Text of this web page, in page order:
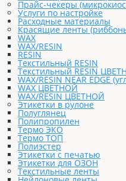
Прайс-чекеры
Услуги по настройке
Расходные материалы
Красящие ленты
WAX
WAX/RESIN
RESIN
Текстильный RESIN
Текстильный RESIN
WAX/RESIN NEAR EDGE
WAX ЦВЕТНОЙ
WAX/RESIN ЦВЕТНОЙ
Этикетки в рулоне
Полуглянец
Полипропилен
Термо ЭКО
Термо ТОП
Полиэстер
Этикетки с печатью
Этикетки для ОЗОН
Текстильные ленты